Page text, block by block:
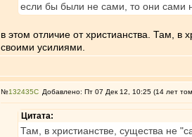
если бы были не сами, то они сами
в этом отличие от христианства. Там, в
своими усилиями.
№132435 Добавлено: Пт 07 Дек 12, 10:25 (14 лет
Цитата:
Там, в христианстве, существа не